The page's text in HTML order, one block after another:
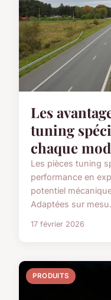
Les
tuning
chaque
Les pièces tuning
performance en
potentiel
Adaptées sur
17 février 2026
PRODUITS